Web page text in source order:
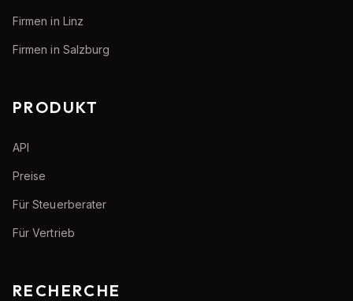
Firmen in Linz
Firmen in Salzburg
PRODUKT
API
Preise
Für Steuerberater
Für Vertrieb
RECHERCHE